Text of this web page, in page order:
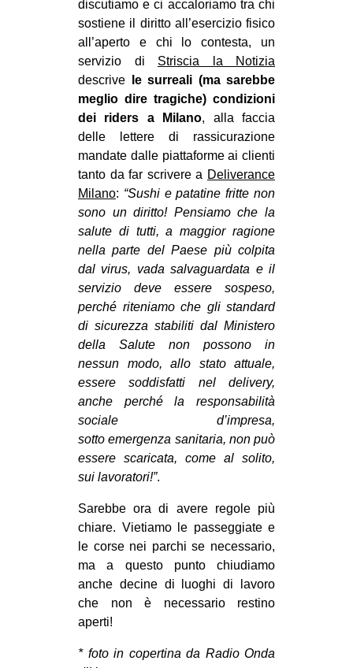
discutiamo e ci accaloriamo tra chi
sostiene il diritto all’esercizio fisico
all’aperto e chi lo contesta, un
servizio di Striscia la Notizia
descrive
le surreali (ma sarebbe
meglio dire tragiche) condizioni
dei riders a Milano, alla faccia
delle lettere di rassicurazione
mandate dalle piattaforme ai clienti
tanto da far scrivere a Deliverance
Milano: “Sushi e patatine fritte non
sono un diritto! Pensiamo che la
salute di tutti, a maggior ragione
nella parte del Paese più colpita
dal virus, vada salvaguardata e il
servizio deve essere sospeso,
perché riteniamo che gli standard
di sicurezza stabiliti dal Ministero
della Salute non possono in
nessun modo, allo stato attuale,
essere soddisfatti nel delivery,
anche perché la responsabilità
sociale d’impresa,
sottoemergenza sanitaria, non può
essere scaricata, come al solito,
sui lavoratori!”.
Sarebbe ora di avere regole più
chiare. Vietiamo le passeggiate e
le corse nei parchi se necessario,
ma a questo punto chiudiamo
anche decine di luoghi di lavoro
che non è necessario restino
aperti!
* foto in copertina da Radio Onda